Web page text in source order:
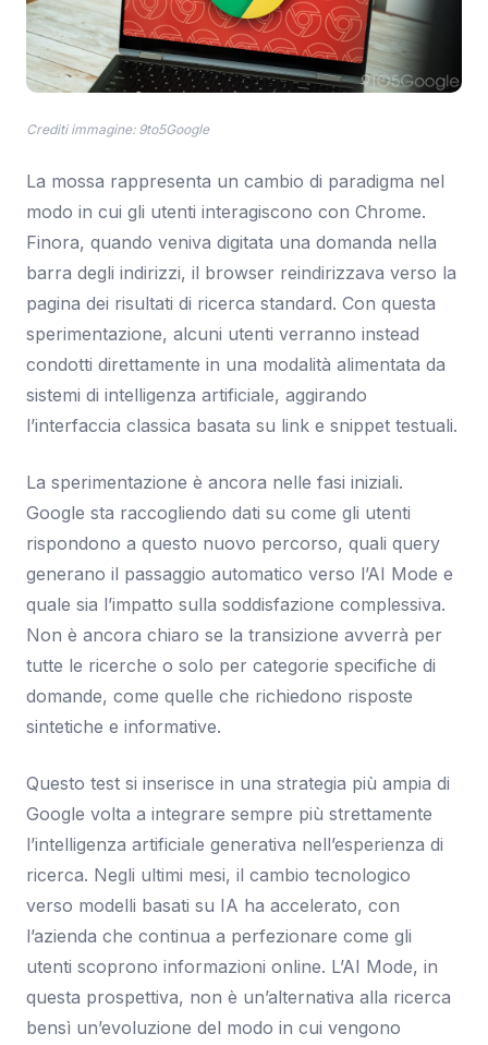
Crediti immagine: 9to5Google
La mossa rappresenta un cambio di paradigma nel
modo in cui gli utenti interagiscono con Chrome.
Finora, quando veniva digitata una domanda nella
barra degli indirizzi, il browser reindirizzava verso la
pagina dei risultati di ricerca standard. Con questa
sperimentazione, alcuni utenti verranno instead
condotti direttamente in una modalità alimentata da
sistemi di intelligenza artificiale, aggirando
l’interfaccia classica basata su link e snippet testuali.
La sperimentazione è ancora nelle fasi iniziali.
Google sta raccogliendo dati su come gli utenti
rispondono a questo nuovo percorso, quali query
generano il passaggio automatico verso l’AI Mode e
quale sia l’impatto sulla soddisfazione complessiva.
Non è ancora chiaro se la transizione avverrà per
tutte le ricerche o solo per categorie specifiche di
domande, come quelle che richiedono risposte
sintetiche e informative.
Questo test si inserisce in una strategia più ampia di
Google volta a integrare sempre più strettamente
l’intelligenza artificiale generativa nell’esperienza di
ricerca. Negli ultimi mesi, il cambio tecnologico
verso modelli basati su IA ha accelerato, con
l’azienda che continua a perfezionare come gli
utenti scoprono informazioni online. L’AI Mode, in
questa prospettiva, non è un’alternativa alla ricerca
bensì un’evoluzione del modo in cui vengono